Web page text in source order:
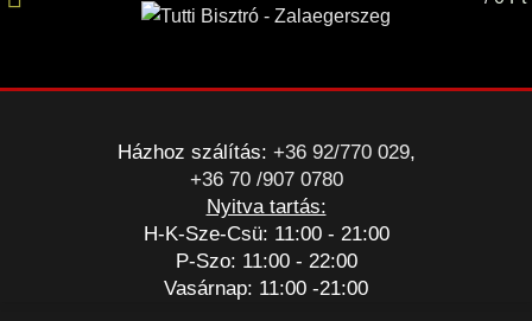
Házhoz szálítás: +36 92/770 029,
+36 70 /907 0780
Nyitva tartás:
H-K-Sze-Csü: 11:00 - 21:00
P-Szo: 11:00 - 22:00
Vasárnap: 11:00 -21:00